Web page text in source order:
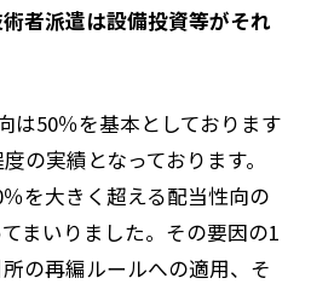
者派遣は設備投資等がそれ
は50％を基本としております
の実績となっております。
を大きく超える配当性向の
まいりました。その要因の1
の再編ルールへの適用、そ